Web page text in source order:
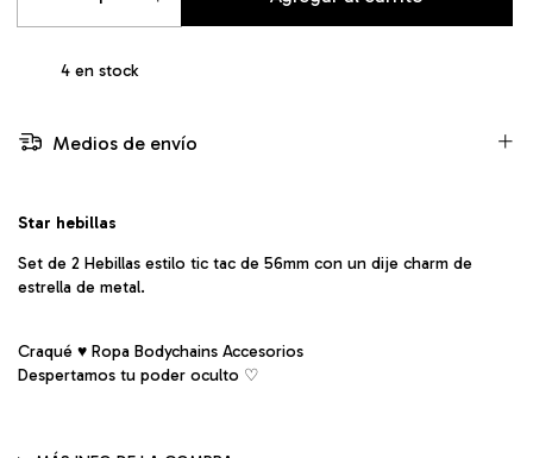
4 en stock
Medios de envío
Star hebillas
Set de 2 Hebillas estilo tic tac de 56mm con un dije charm de
estrella de metal.
Craqué ♥ Ropa Bodychains Accesorios
Despertamos tu poder oculto ♡︎